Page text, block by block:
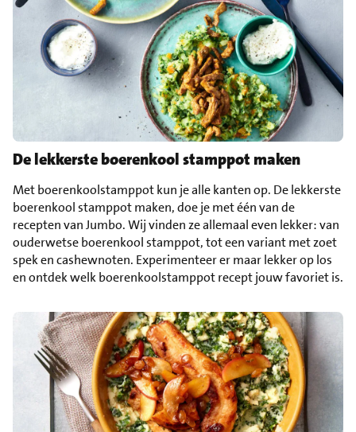
De lekkerste boerenkool stamppot maken
Met boerenkoolstamppot kun je alle kanten op. De lekkerste
boerenkool stamppot maken, doe je met één van de
recepten van Jumbo. Wij vinden ze allemaal even lekker: van
ouderwetse boerenkool stamppot, tot een variant met zoet
spek en cashewnoten. Experimenteer er maar lekker op los
en ontdek welk boerenkoolstamppot recept jouw favoriet is.